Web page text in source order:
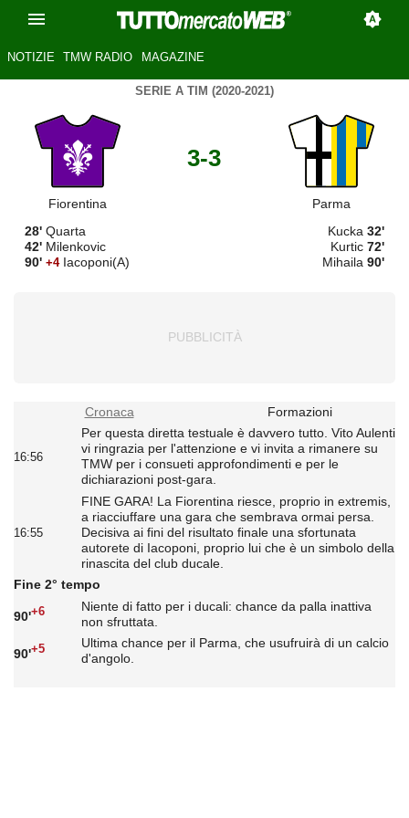
NOTIZIE TMW RADIO MAGAZINE
SERIE A TIM (2020-2021)
Fiorentina
3-3
Parma
28' Quarta
42' Milenkovic
90' +4Iacoponi(A)
Kucka 32'
Kurtic 72'
Mihaila 90'
Cronaca Formazioni
16:56
Per questa diretta testuale è davvero tutto. Vito Aulenti
vi ringrazia per l'attenzione e vi invita a rimanere su
TMW per i consueti approfondimenti e per le
dichiarazioni post-gara.
16:55
FINE GARA! La Fiorentina riesce, proprio in extremis,
a riacciuffare una gara che sembrava ormai persa.
Decisiva ai fini del risultato finale una sfortunata
autorete di Iacoponi, proprio lui che è un simbolo della
rinascita del club ducale.
Fine 2° tempo
90'+6
Niente di fatto per i ducali: chance da palla inattiva
non sfruttata.
90'+5
Ultima chance per il Parma, che usufruirà di un calcio
d'angolo.